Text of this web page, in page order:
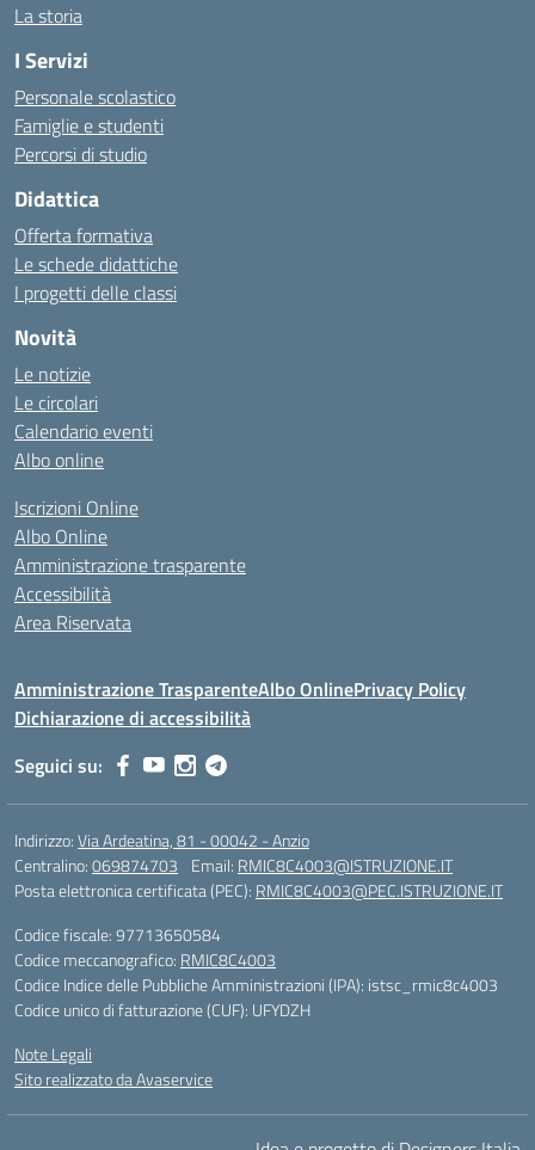
La storia
I Servizi
Personale scolastico
Famiglie e studenti
Percorsi di studio
Didattica
Offerta formativa
Le schede didattiche
I progetti delle classi
Novità
Le notizie
Le circolari
Calendario eventi
Albo online
Iscrizioni Online
Albo Online
Amministrazione trasparente
Accessibilità
Area Riservata
Amministrazione TrasparenteAlbo OnlinePrivacy Policy
Dichiarazione di accessibilità
Seguici su:
Indirizzo:Via Ardeatina, 81 - 00042 - Anzio
Centralino:069874703 Email: RMIC8C4003@ISTRUZIONE.IT
Posta elettronica certificata (PEC): RMIC8C4003@PEC.ISTRUZIONE.IT
Codice fiscale: 97713650584
Codice meccanografico: RMIC8C4003
Codice Indice delle Pubbliche Amministrazioni (IPA): istsc_rmic8c4003
Codice unico di fatturazione (CUF): UFYDZH
Note Legali
Sito realizzato da Avaservice